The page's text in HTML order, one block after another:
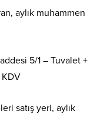
aylık muhammen
5/1 – Tuvalet +
satış yeri, aylık